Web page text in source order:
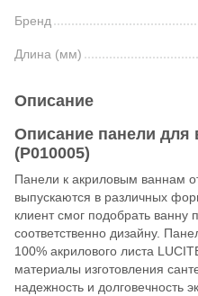
Бренд
Длина (мм)
Описание
Описание панели для
(P010005)
Панели к акриловым ваннам
выпускаются в различных
клиент смог подобрать ванну
соответственно дизайну.
100% акрилового листа
материалы изготовления
надежность и долговечность